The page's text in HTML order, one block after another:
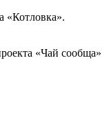
«Котловка».
«Чай сообща»